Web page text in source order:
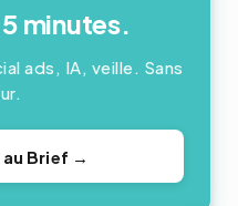
minutes.
ads, IA, veille. Sans
Brief →